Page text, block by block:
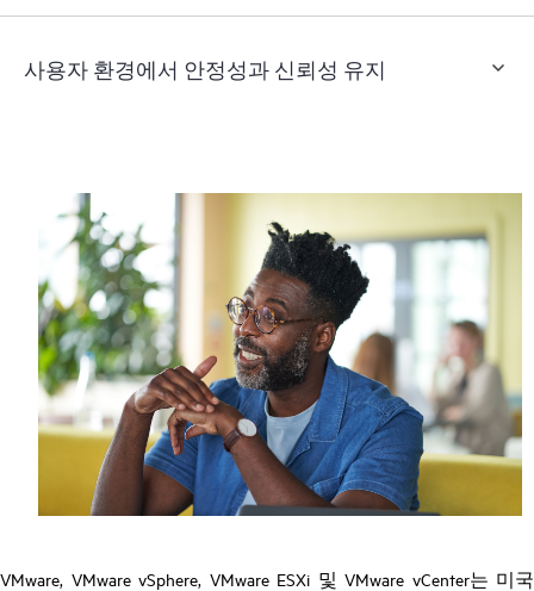
사용자 환경에서 안정성과 신뢰성 유지
VMware, VMware vSphere, VMware ESXi 및 VMware vCenter는 미국